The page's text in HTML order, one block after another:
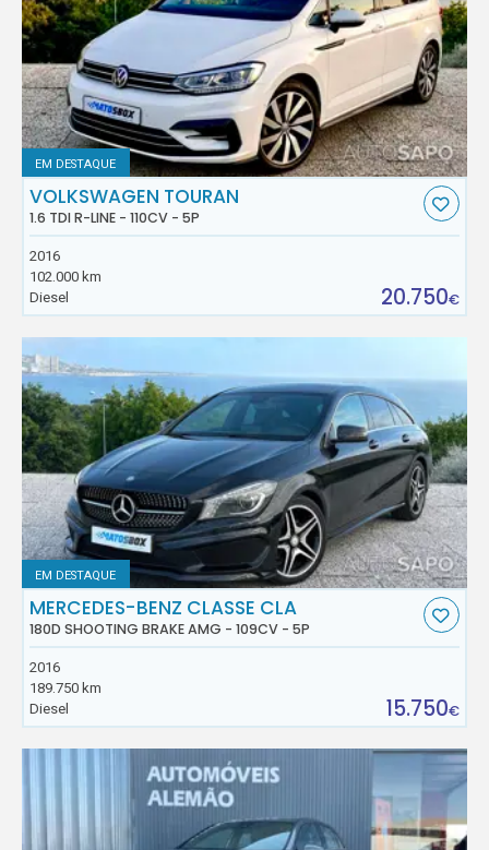
EM DESTAQUE
VOLKSWAGEN TOURAN
1.6 TDI R-LINE - 110CV - 5P
2016
102.000 km
Diesel
20.750€
EM DESTAQUE
MERCEDES-BENZ CLASSE CLA
180D SHOOTING BRAKE AMG - 109CV - 5P
2016
189.750 km
Diesel
15.750€